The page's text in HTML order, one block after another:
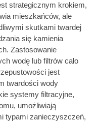
strategicznym krokiem,
mieszkańców, ale
skutkami twardej
się kamienia
Zastosowanie
wodę lub filtrów cało
jest
twardości wody
systemy filtracyjne,
umożliwiają
typami zanieczyszczeń,